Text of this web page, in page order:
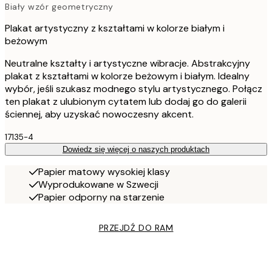
Biały wzór geometryczny
Plakat artystyczny z kształtami w kolorze białym i
beżowym
Neutralne kształty i artystyczne wibracje. Abstrakcyjny
plakat z kształtami w kolorze beżowym i białym. Idealny
wybór, jeśli szukasz modnego stylu artystycznego. Połącz
ten plakat z ulubionym cytatem lub dodaj go do galerii
ściennej, aby uzyskać nowoczesny akcent.
17135-4
Dowiedz się więcej o naszych produktach
Papier matowy wysokiej klasy
Wyprodukowane w Szwecji
Papier odporny na starzenie
PRZEJDŹ DO RAM